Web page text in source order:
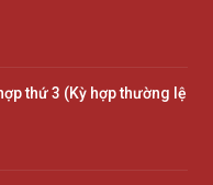
thứ 3 (Kỳ hợp thường lệ